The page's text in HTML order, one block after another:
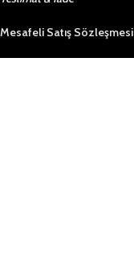
Mesafeli Satış Sözleşmesi